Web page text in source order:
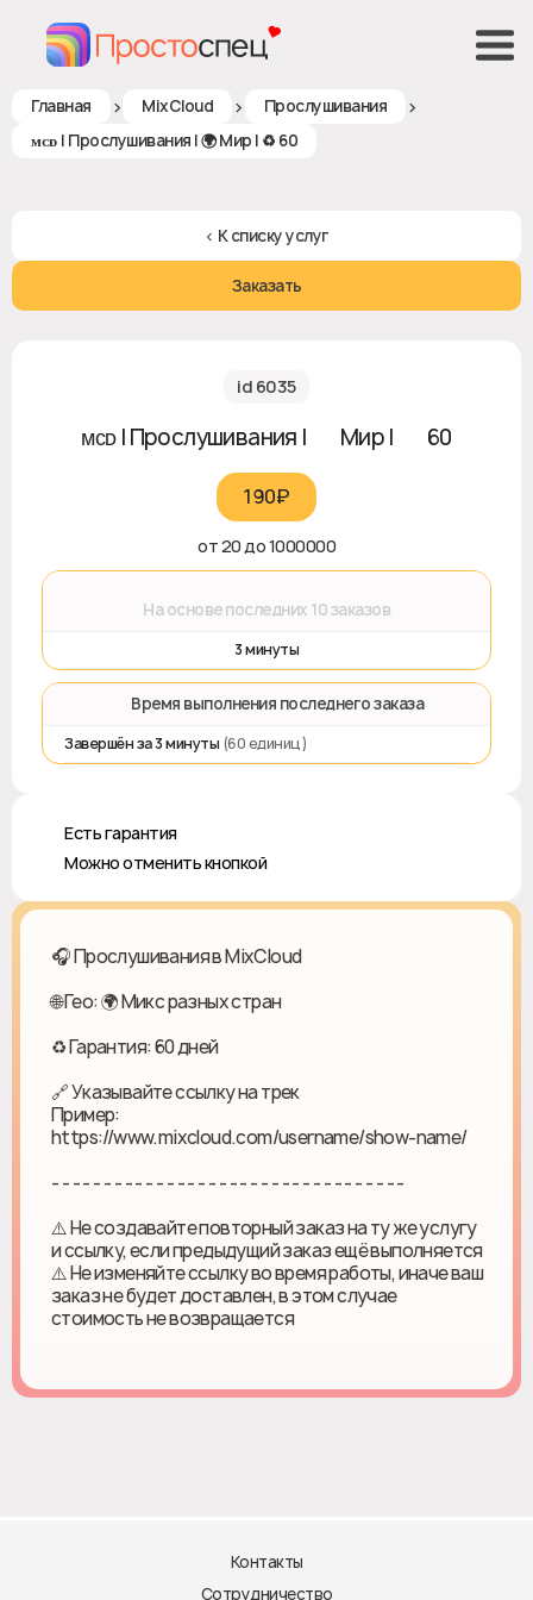
Главная > MixCloud > Прослушивания >
ᴍᴄᴅ | Прослушивания | 🌍 Мир | ♻ 60
< К списку услуг
Заказать
id 6035
ᴍᴄᴅ | Прослушивания | 🌍 Мир | ♻ 60
190₽‎
от 20 до 1000000
На основе последних 10 заказов
3 минуты
⏱️ Время выполнения последнего заказа
Завершён за 3 минуты (60 единиц)
♻️ Есть гарантия
❎ Можно отменить кнопкой
🎧 Прослушивания в MixCloud
🌐 Гео: 🌍 Микс разных стран
♻ Гарантия: 60 дней
🔗 Указывайте ссылку на трек
Пример:
https://www.mixcloud.com/username/show-name/
- - - - - - - - - - - - - - - - - - - - - - - - - - - - - - - - - -
⚠️ Не создавайте повторный заказ на ту же услугу
и ссылку, если предыдущий заказ ещё выполняется
⚠️ Не изменяйте ссылку во время работы, иначе ваш
заказ не будет доставлен, в этом случае
стоимость не возвращается
Контакты
Сотрудничество